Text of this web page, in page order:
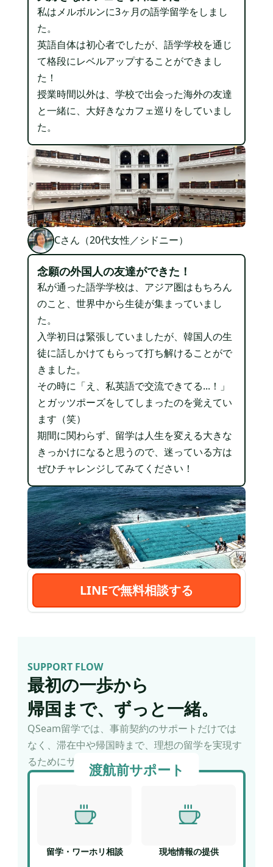
私はメルボルンに3ヶ月の語学留学をしまし
た。
英語自体は初心者でしたが、語学学校を通じ
て格段にレベルアップすることができまし
た！
授業時間以外は、学校で出会った海外の友達
と一緒に、大好きなカフェ巡りをしていまし
た。
Cさん（20代女性／シドニー）
念願の外国人の友達ができた！
私が通った語学学校⁨は、アジア圏はもちろん
のこと、世界中から生徒が集まっていまし
た。
入学初日は緊張していましたが、韓国人の生
徒に話しかけてもらって打ち解けることがで
きました。
その時に「え、私英語で交流できてる...！」
とガッツポーズをしてしまったのを覚えてい
ます（笑）
期間に関わらず、留学は人生を変える大きな
きっかけになると思うので、迷っている方は
ぜひチャレンジしてみてください！
LINEで無料相談する
SUPPORT FLOW
最初の一歩から
帰国まで、ずっと一緒。
QSeam留学では、事前契約のサポートだけでは
なく、滞在中や帰国時まで、理想の留学を実現す
るためにサポートいたします。
渡航前サポート
留学・ワーホリ相談 現地情報の提供